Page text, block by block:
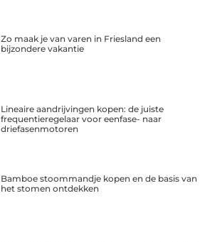
Zo maak je van varen in Friesland een
bijzondere vakantie
Lineaire aandrijvingen kopen: de juiste
frequentieregelaar voor eenfase- naar
driefasenmotoren
Bamboe stoommandje kopen en de basis van
het stomen ontdekken